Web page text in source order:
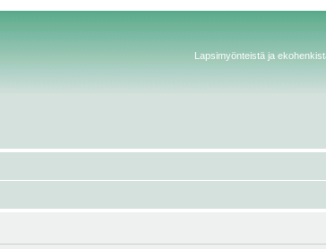
Lapsimyönteistä ja